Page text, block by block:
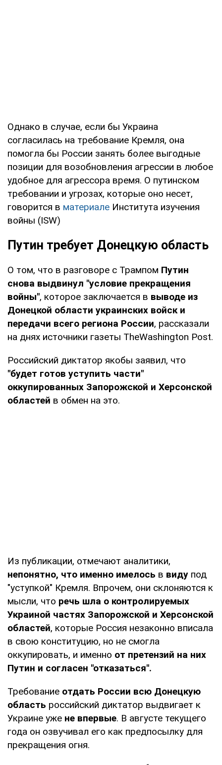
Однако в случае, если бы Украина
согласилась на требование Кремля, она
помогла бы России занять более выгодные
позиции для возобновления агрессии в любое
удобное для агрессора время. О путинском
требовании и угрозах, которые оно несет,
говорится в материале Института изучения
войны (ISW)
Путин требует Донецкую область
О том, что в разговоре с Трампом Путин
снова выдвинул "условие прекращения
войны", которое заключается в выводе из
Донецкой области украинских войск и
передачи всего региона России, рассказали
на днях источники газеты TheWashington Post.
Российский диктатор якобы заявил, что
"будет готов уступить части"
оккупированных Запорожской и Херсонской
областей в обмен на это.
Из публикации, отмечают аналитики,
непонятно, что именно имелось в виду под
"уступкой" Кремля. Впрочем, они склоняются к
мысли, что речь шла о контролируемых
Украиной частях Запорожской и Херсонской
областей, которые Россия незаконно вписала
в свою конституцию, но не смогла
оккупировать, и именно от претензий на них
Путин и согласен "отказаться".
Требование отдать России всю Донецкую
область российский диктатор выдвигает к
Украине уже не впервые. В августе текущего
года он озвучивал его как предпосылку для
прекращения огня.